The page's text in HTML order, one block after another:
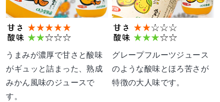
うまみが濃厚で甘さと酸味
がギュッと詰まった、熟成
みかん風味のジュースで
す。
グレープフルーツジュース
のような酸味とほろ苦さが
特徴の大人味です。